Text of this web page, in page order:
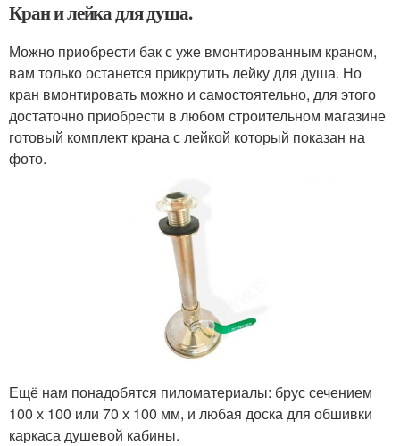
Кран и лейка для душа.
Можно приобрести бак с уже вмонтированным краном,
вам только останется прикрутить лейку для душа. Но
кран вмонтировать можно и самостоятельно, для этого
достаточно приобрести в любом строительном магазине
готовый комплект крана с лейкой который показан на
фото.
Ещё нам понадобятся пиломатериалы: брус сечением
100 х 100 или 70 х 100 мм, и любая доска для обшивки
каркаса душевой кабины.